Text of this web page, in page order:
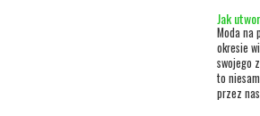
Jak
Moda na
okresie
swojego
to
przez